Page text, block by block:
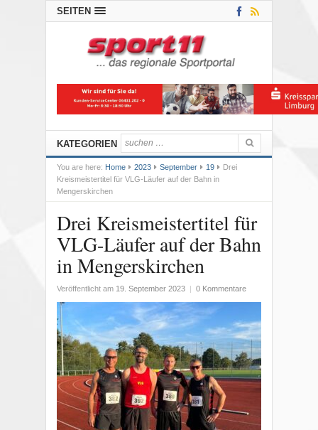
SEITEN
KATEGORIEN
You are here: Home 2023 September 19
Drei
Kreismeistertitel für VLG-Läufer auf der Bahn in
Mengerskirchen
Drei Kreismeistertitel für
VLG-Läufer auf der Bahn
in Mengerskirchen
Veröffentlicht am 19. September 2023 0 Kommentare